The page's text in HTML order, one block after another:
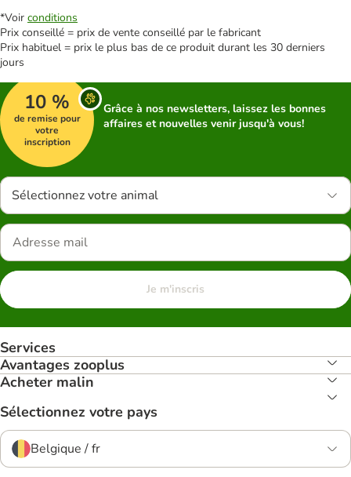
*Voir conditions
Prix conseillé = prix de vente conseillé par le fabricant
Prix habituel = prix le plus bas de ce produit durant les 30 derniers
jours
10 %
de remise pour
votre
inscription
Grâce à nos newsletters, laissez les bonnes
affaires et nouvelles venir jusqu'à vous!
Sélectionnez votre animal
Je m'inscris
Services
Avantages zooplus
Acheter malin
Sélectionnez votre pays
Belgique / fr